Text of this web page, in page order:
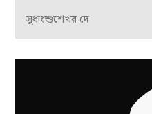
সুধাংশুশেখর দে